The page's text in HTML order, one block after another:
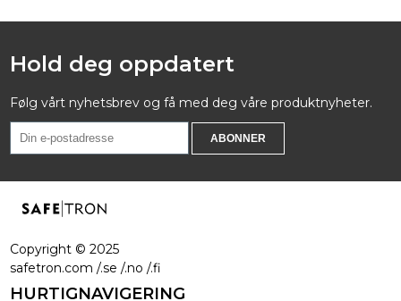
Hold deg oppdatert
Følg vårt nyhetsbrev og få med deg våre produktnyheter.
Copyright ©2025
safetron.com /.se /.no /.fi
HURTIGNAVIGERING